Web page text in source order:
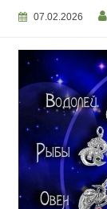
07.02.2026